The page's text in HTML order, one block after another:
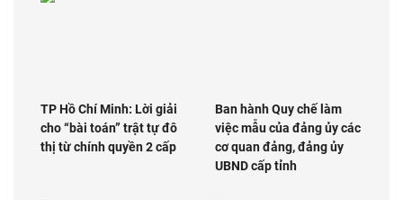
TP Hồ Chí Minh: Lời giải
cho “bài toán” trật tự đô
thị từ chính quyền 2 cấp
Ban hành Quy chế làm
việc mẫu của đảng ủy các
cơ quan đảng, đảng ủy
UBND cấp tỉnh